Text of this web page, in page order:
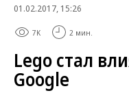
01.02.2017, 15:26
7K 2 мин.
Lego стал
Google